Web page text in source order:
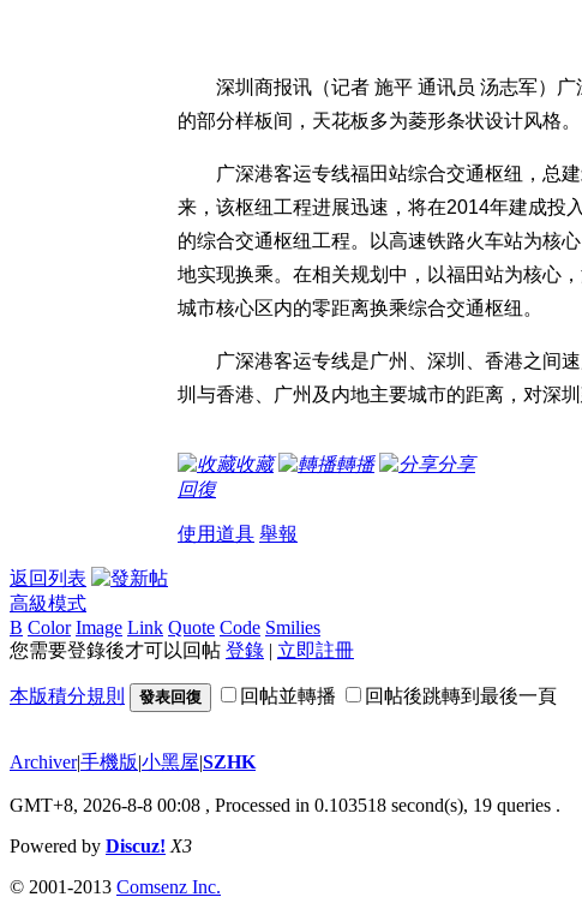
深圳商报讯（记者 施平 通讯员 汤志军）
的部分样板间，天花板多为菱形条状设计风格。
广深港客运专线福田站综合交通枢纽，总
来，该枢纽工程进展迅速，将在2014年建成投
的综合交通枢纽工程。以高速铁路火车站为核
地实现换乘。在相关规划中，以福田站为核心
城市核心区内的零距离换乘综合交通枢纽。
广深港客运专线是广州、深圳、香港之间
圳与香港、广州及内地主要城市的距离，对深
收藏 轉播
分享
回復
使用道具 舉報
返回列表
高級模式
B Color Image Link Quote Code Smilies
您需要登錄後才可以回帖 登錄 | 立即註冊
本版積分規則 發表回復 回帖並轉播 回帖後跳轉到最後一頁
Archiver|手機版|小黑屋|SZHK
GMT+8, 2026-8-8 00:08 , Processed in 0.103518 second(s), 19 queries .
Powered by Discuz! X3
© 2001-2013 Comsenz Inc.